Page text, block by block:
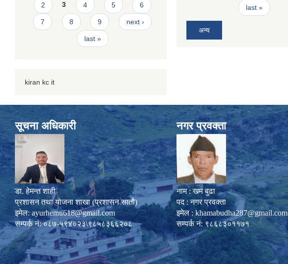
2 3 4 5 6
7 8 9 next ›
last »
kiran kc it
last »
अन्य
सूचना अधिकारी
डा. हेमन्त शाही
प्रशासन तथा योजना शाखा (प्रशासन सातौ)
इमेल: ayurhemu618@gmail.com
सम्पर्क नं: ०८७-५९४०२३\९८५८३६६२०८
नगर प्रवक्ता
नाम : खम बुढा
पद : नगर प्रवक्ता
इमेल : khamabudha287@gmail.com
सम्पर्क नं: ९८६८३०११७१